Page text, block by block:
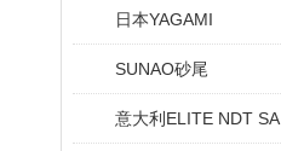
日本YAGAMI
SUNAO砂尾
意大利ELITE NDT SA